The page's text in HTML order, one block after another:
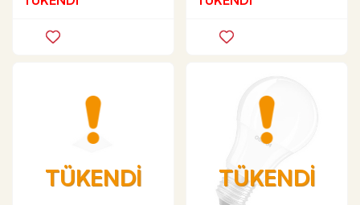
TÜKENDİ TÜKENDİ